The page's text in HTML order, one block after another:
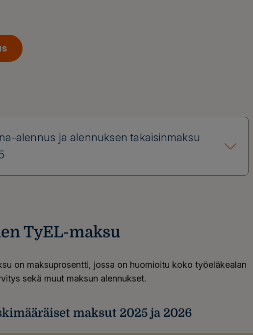
alennus ja alennuksen takaisinmaksu
TyEL-maksu
on maksuprosentti, jossa on huomioitu koko työeläkealan
sekä muut maksun alennukset.
maksut 2025 ja 2026